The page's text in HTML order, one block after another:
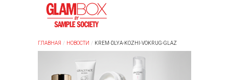
ГЛАВНАЯ НОВОСТИ KREM-DLYA-KOZHI-VOKRUG-GLAZ